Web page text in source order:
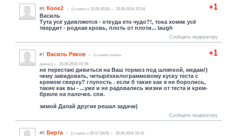
+1
#8 Коок2 (c нами с 12.05.2016) 25.05.2016 23:54
Василь
Тута усе удивляются - откуда ето чудо?!, тока хомяк усё
твердит - родная кровь, плоть от плоти... laugh
Сообщить модератору
+1
#7 Василь Ряков
(c нами очень
давно)
25.05.2016 19:39
не перестаю дивиться на Ваш тормоз под шляпкой, медам!)
чему завидовать, четырёхкилограммовому куску теста с
кремом сверху? глупость . если б такие как я не боролись,
такие как вы - ...уже и не радовались жизни от теста и крем-
брюле на палочке. спи.
зимой Далай другие решал задачи)
Сообщить модератору
#6 Берта (c нами с 25.07.2015) 25.05.2016 19:01